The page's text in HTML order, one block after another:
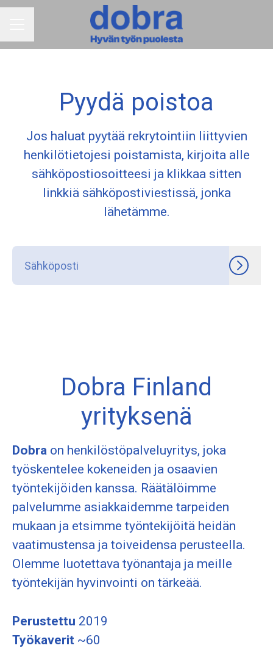
Pyydä poistoa
Jos haluat pyytää rekrytointiin liittyvien
henkilötietojesi poistamista, kirjoita alle
sähköpostiosoitteesi ja klikkaa sitten
linkkiä sähköpostiviestissä, jonka
lähetämme.
Dobra Finland
yrityksenä
Dobra on henkilöstöpalveluyritys, joka
työskentelee kokeneiden ja osaavien
työntekijöiden kanssa. Räätälöimme
palvelumme asiakkaidemme tarpeiden
mukaan ja etsimme työntekijöitä heidän
vaatimustensa ja toiveidensa perusteella.
Olemme luotettava työnantaja ja meille
työntekijän hyvinvointi on tärkeää.
Perustettu 2019
Työkaverit ~60